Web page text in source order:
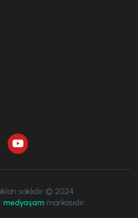
saklıdır © 2024
medyaşammarkasıdır.